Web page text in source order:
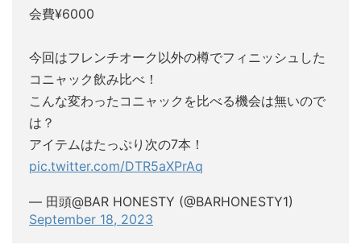
会費¥6000
今回はフレンチオーク以外の樽でフィニッシュした
コニャック飲み比べ！
こんな変わったコニャックを比べる機会は無いので
は？
アイテムはたっぷり次の7本！
pic.twitter.com/DTR5aXPrAq
— 田頭@BAR HONESTY (@BARHONESTY1)
September 18, 2023